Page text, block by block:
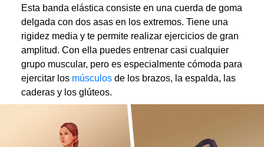
Esta banda elástica consiste en una cuerda de goma
delgada con dos asas en los extremos. Tiene una
rigidez media y te permite realizar ejercicios de gran
amplitud. Con ella puedes entrenar casi cualquier
grupo muscular, pero es especialmente cómoda para
ejercitar los músculos de los brazos, la espalda, las
caderas y los glúteos.